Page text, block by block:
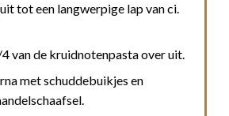
tot een langwerpige lap van ci.
van de kruidnotenpasta over uit.
met schuddebuikjes en